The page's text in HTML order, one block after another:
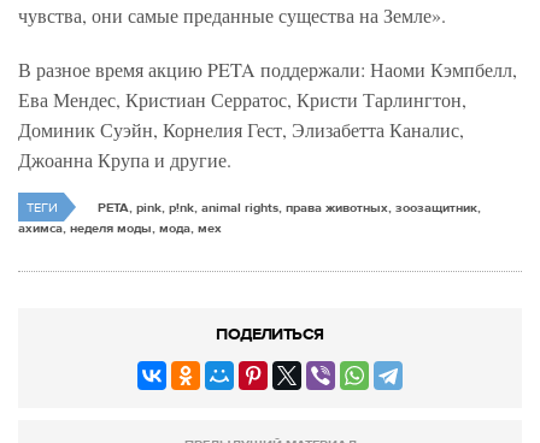
чувства, они самые преданные существа на Земле».
В разное время акцию PETA поддержали: Наоми Кэмпбелл,
Ева Мендес, Кристиан Серратос, Кристи Тарлингтон,
Доминик Суэйн, Корнелия Гест, Элизабетта Каналис,
Джоанна Крупа и другие.
ТЕГИ
PETA, pink, p!nk, animal rights, права животных, зоозащитник,
ахимса, неделя моды, мода, мех
ПОДЕЛИТЬСЯ